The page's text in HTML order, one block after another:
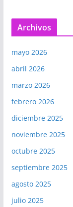
Archivos
mayo 2026
abril 2026
marzo 2026
febrero 2026
diciembre 2025
noviembre 2025
octubre 2025
septiembre 2025
agosto 2025
julio 2025